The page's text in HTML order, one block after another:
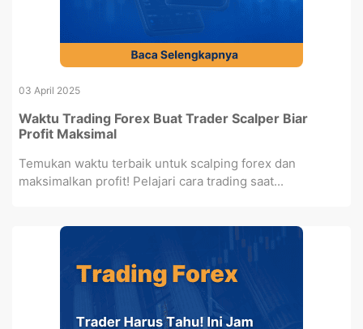
03 April 2025
Waktu Trading Forex Buat Trader Scalper Biar
Profit Maksimal
Temukan waktu terbaik untuk scalping forex dan
maksimalkan profit! Pelajari cara trading saat...